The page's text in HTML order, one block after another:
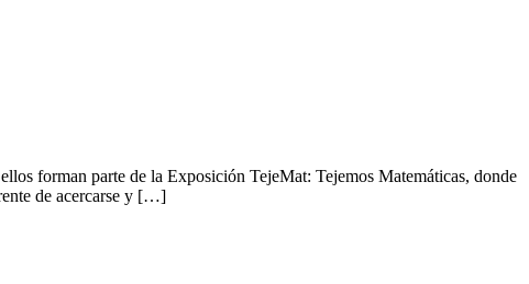
forman parte de la Exposición TejeMat: Tejemos Matemáticas, donde
de acercarse y […]